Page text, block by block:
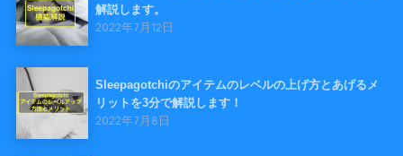
解説します。
2022年7月12日
Sleepagotchiのアイテムのレベルの上げ方とあげるメ
リットを3分で解説します！
2022年7月8日